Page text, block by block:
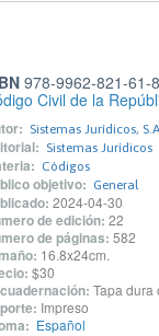
978-9962-821-61-8
Civil de la
Sistemas Jurídicos,
Sistemas Jurídicos
Códigos
objetivo: General
2024-04-30
de edición: 22
de páginas: 582
16.8x24cm.
$30
Tapa dura
Impreso
Español